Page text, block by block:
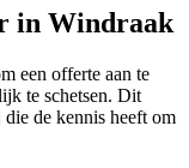
in Windraak
een offerte aan te
te schetsen. Dit
de kennis heeft om